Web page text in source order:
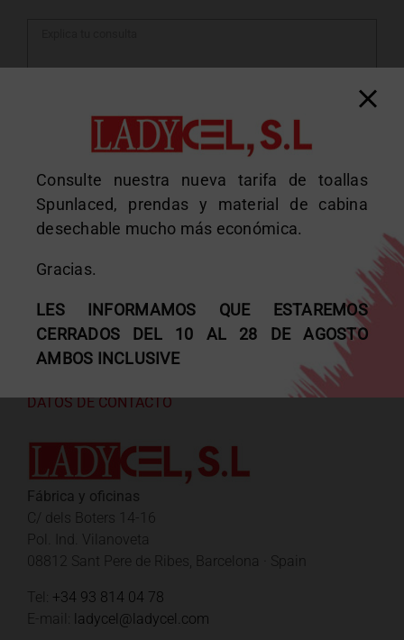
DATOS DE CONTACTO
Fábrica y oficinas
C/ dels Boters 14-16
Pol. Ind. Vilanoveta
08812 Sant Pere de Ribes, Barcelona · Spain
Tel: +34 93 814 04 78
E-mail: ladycel@ladycel.com
Consulte nuestra nueva tarifa de toallas
Spunlaced, prendas y material de cabina
desechable mucho más económica.
Gracias.
LES INFORMAMOS QUE ESTAREMOS
CERRADOS DEL 10 AL 28 DE AGOSTO
AMBOS INCLUSIVE